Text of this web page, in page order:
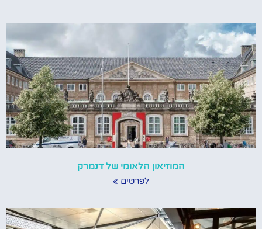
המוזיאון הלאומי של דנמרק
לפרטים »